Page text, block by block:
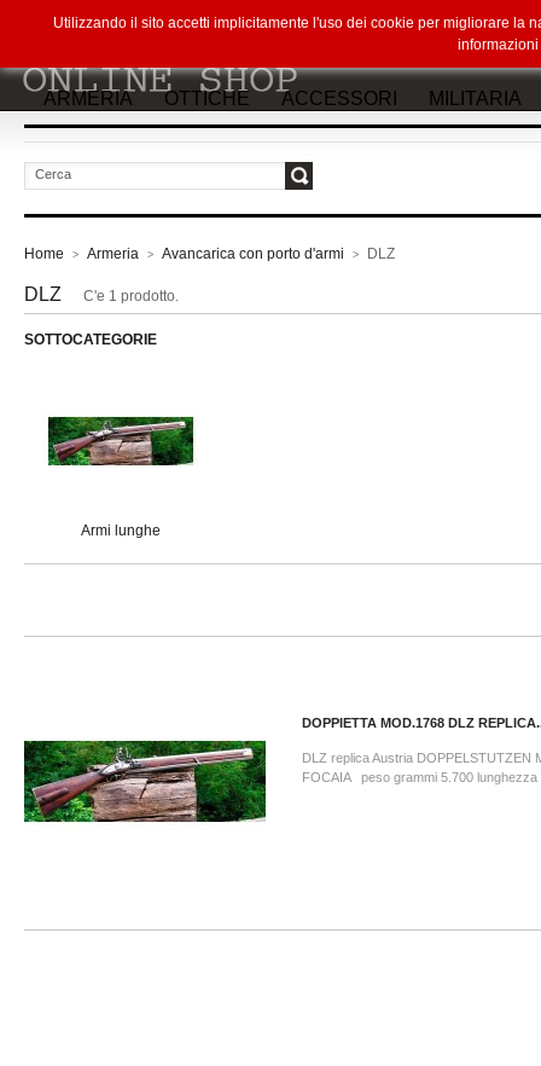
ARMERIA OTTICHE ACCESSORI MILITARIA
Home > Armeria > Avancarica con porto d'armi > DLZ
DLZ C'e 1 prodotto.
SOTTOCATEGORIE
Armi lunghe
DOPPIETTA MOD.1768 DLZ
DLZ replica Austria DOPPELSTUTZEN
FOCAIA peso grammi 5.700 lunghezza
Utilizzando il sito accetti implicitamente l'uso dei cookie per migliorare la
informazioni